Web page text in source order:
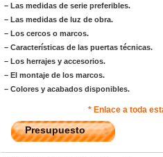
– Las medidas de serie preferibles.
– Las medidas de luz de obra.
– Los cercos o marcos.
– Características de las puertas técnicas.
– Los herrajes y accesorios.
– El montaje de los marcos.
– Colores y acabados disponibles.
* Enlace a toda
Presupuesto